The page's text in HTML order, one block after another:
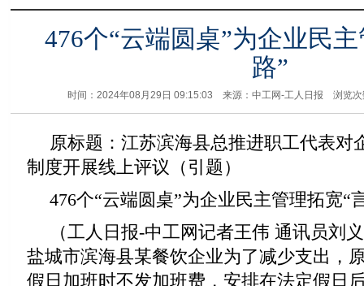
476个“云端圆桌”为企业民
路”
时间：2024年08月29日 09:15:03 来源：中工网-工人日报 浏览次
原标题：江苏滨海县总推进职工代表对
制度开展线上评议（引题）
476个“云端圆桌”为企业民主管理拓宽“
（工人日报-中工网记者王伟 通讯员刘
盐城市滨海县某餐饮企业为了减少支出，
假日加班时不发加班费，安排在法定假日